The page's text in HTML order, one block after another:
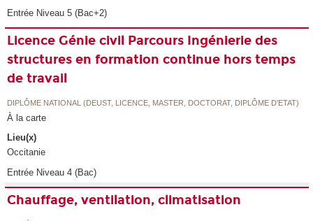
Entrée Niveau 5 (Bac+2)
Licence Génie civil Parcours Ingénierie des
structures en formation continue hors temps
de travail
DIPLÔME NATIONAL (DEUST, LICENCE, MASTER, DOCTORAT, DIPLÔME D'ETAT)
À la carte
Lieu(x)
Occitanie
Entrée Niveau 4 (Bac)
Chauffage, ventilation, climatisation